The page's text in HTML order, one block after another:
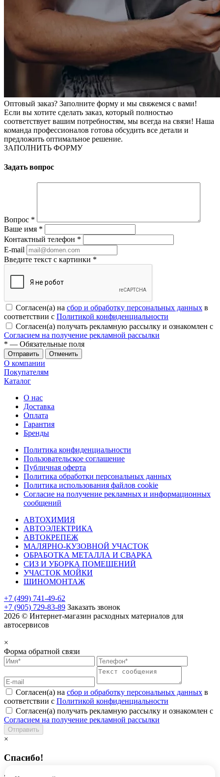
Оптовый заказ? Заполните форму и мы свяжемся с вами!
Если вы хотите сделать заказ, который полностью
соответствует вашим потребностям, мы всегда на связи! Наша
команда профессионалов готова обсудить все детали и
предложить оптимальное решение.
ЗАПОЛНИТЬ ФОРМУ
Задать вопрос
Вопрос *
Ваше имя *
Контактный телефон *
E-mail
Введите текст с картинки *
Согласен(а) на сбор и обработку персональных данных в
соответствии с Политикой конфиденциальности
Согласен(а) получать рекламную рассылку и ознакомлен с
Согласием на получение рекламной рассылки
* — Обязательные поля
Отменить
О компании
Покупателям
Каталог
О нас
Доставка
Оплата
Гарантия
Бренды
Политика конфиденциальности
Пользовательское соглашение
Публичная оферта
Политика обработки персональных данных
Политика использования файлов cookie
Согласие на получение рекламных и информационных
сообщений
АВТОХИМИЯ
АВТОЭЛЕКТРИКА
АВТОКРЕПЕЖ
МАЛЯРНО-КУЗОВНОЙ УЧАСТОК
ОБРАБОТКА МЕТАЛЛА И СВАРКА
СИЗ И УБОРКА ПОМЕЩЕНИЙ
УЧАСТОК МОЙКИ
ШИНОМОНТАЖ
+7 (499) 741-49-62
+7 (905) 729-83-89 Заказать звонок
2026 © Интернет-магазин расходных материалов для
автосервисов
×
Форма обратной связи
Согласен(а) на сбор и обработку персональных данных в
соответствии с Политикой конфиденциальности
Согласен(а) получать рекламную рассылку и ознакомлен с
Согласием на получение рекламной рассылки
Отправить
×
Спасибо!